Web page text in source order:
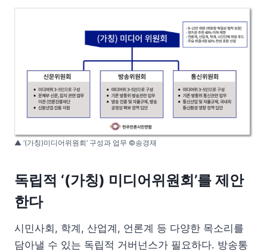
▲ ‘(가칭)미디어위원회’ 구성과 업무 ©송경재
독립적 ‘(가칭) 미디어위원회’를 제안
한다
시민사회, 학계, 산업계, 언론계 등 다양한 목소리를
담아낼 수 있는 독립적 거버넌스가 필요하다. 방송통